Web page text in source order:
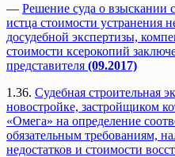
— Решение суда о
истца стоимости устранения
досудебной экспертизы,
стоимости ксерокопий
представителя (09.2017)
1.36. Судебная строительная
новостройке, застройщиком
«Омега» на определение
обязательным требованиям,
недостатков и стоимости